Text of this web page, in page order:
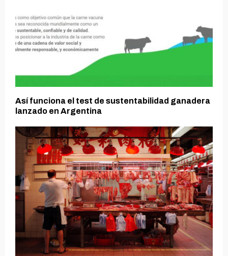
Así funciona el test de sustentabilidad ganadera
lanzado en Argentina